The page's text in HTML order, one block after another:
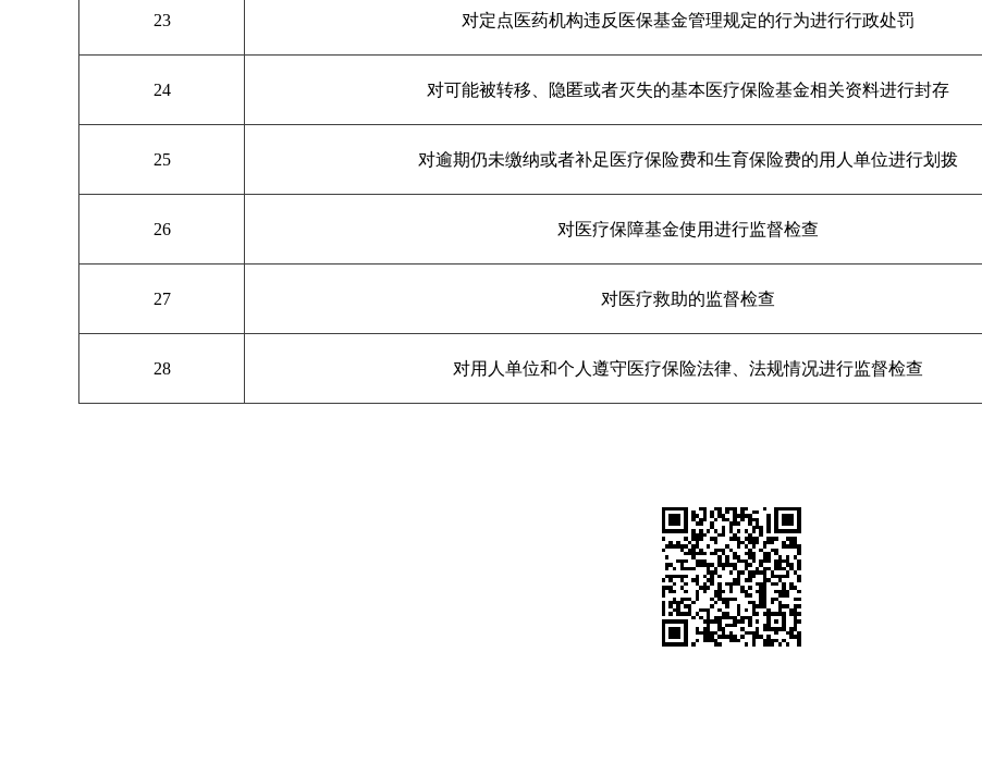
23 对定点医药机构违反医保基金管理规定的行为进行行政处罚
24 对可能被转移、隐匿或者灭失的基本医疗保险基金相关资料进行封存
25 对逾期仍未缴纳或者补足医疗保险费和生育保险费的用人单位进行划拨
26 对医疗保障基金使用进行监督检查
27 对医疗救助的监督检查
28 对用人单位和个人遵守医疗保险法律、法规情况进行监督检查